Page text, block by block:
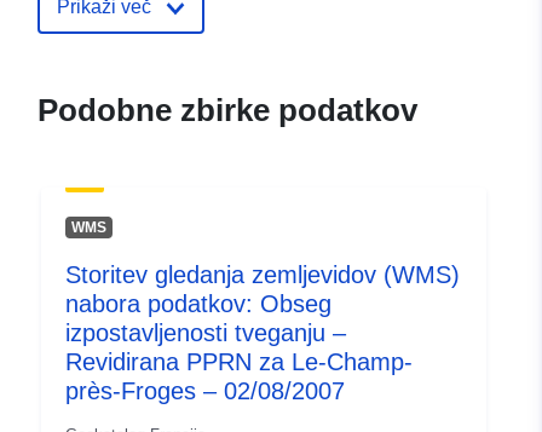
40d7615b5d0c
Tip: Vir: http://inspire.ec.europa.eu/
codelist/SpatialDataServiceType/
Prikaži več
Podobne zbirke podatkov
WMS
Storitev gledanja zemljevidov (WMS)
nabora podatkov: Obseg
izpostavljenosti tveganju –
Revidirana PPRN za Le-Champ-
près-Froges – 02/08/2007